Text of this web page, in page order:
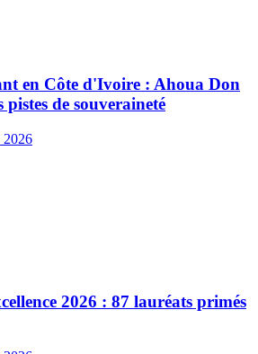
en Côte d'Ivoire : Ahoua Don
de souveraineté
2026
2026 : 87 lauréats primés